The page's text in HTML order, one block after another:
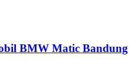
BMW Matic Bandung